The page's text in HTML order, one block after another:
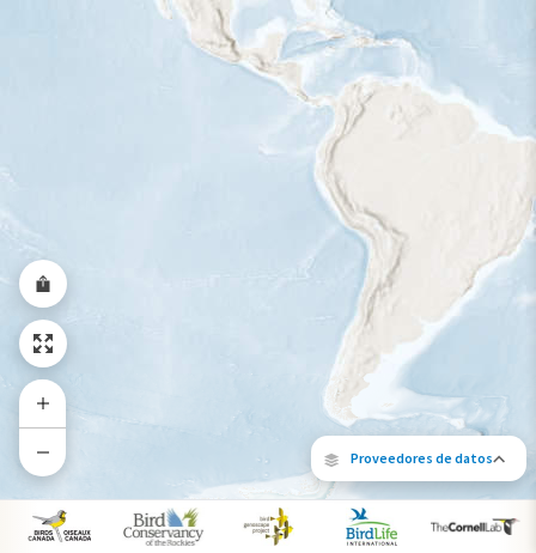
Proveedores de datos
Rango de invierno
Rango a lo largo del año